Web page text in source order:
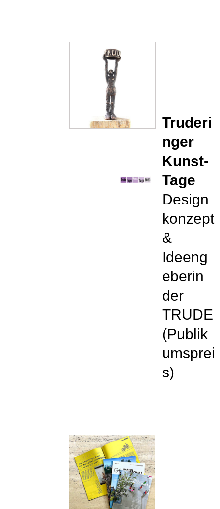
Truderi
nger
Kunst-
Tage
Design
konzept
&
Ideeng
eberin
der
TRUDE
(Publik
umsprei
s)